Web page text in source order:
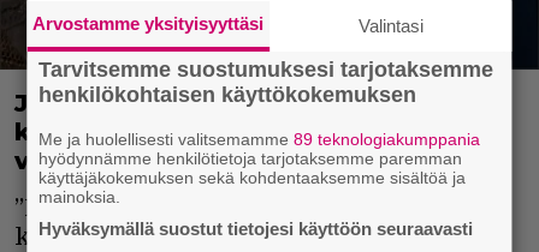
John Lithgow: ”J.K. Rowlingin
kommenteilla ei ollut mitään
vaikutusta Harry Potter -rooliini”
”Mitä tekemistä tällä on edes minun
kanssani?”, Lithgow ihmetteli.
Arvostamme yksityisyyttäsi Valintasi
Tarvitsemme suostumuksesi tarjotaksemme
henkilökohtaisen käyttökokemuksen
Me ja huolellisesti valitsemamme89 teknologiakumppania
hyödynnämme henkilötietoja tarjotaksemme paremman
käyttäjäkokemuksen sekä kohdentaaksemme sisältöä ja
mainoksia.
Hyväksymällä suostut tietojesi käyttöön seuraavasti